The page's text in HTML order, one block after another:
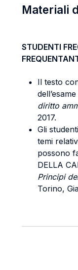
Materiali
STUDENTI
Il testo
diritto
2017.
Gli
temi
possono
DELLA
Principi
Torino,